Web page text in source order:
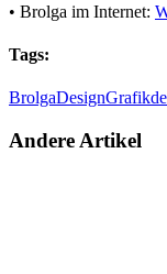
• Brolga im Internet:
Tags:
BrolgaDesign
Andere Artikel